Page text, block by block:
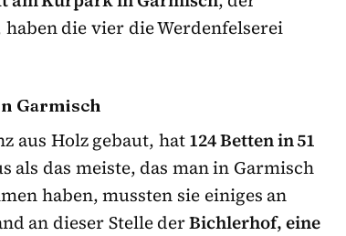
die vier die Werdenfelserei
Garmisch
aus Holz gebaut, hat124 Betten in 51
als das meiste, das man in Garmisch
haben, mussten sie einiges an
an dieser Stelle derBichlerhof, eine